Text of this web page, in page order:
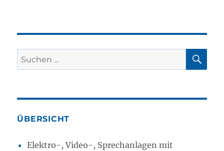
Suchen
nach:
ÜBERSICHT
Elektro-, Video-, Sprechanlagen mit